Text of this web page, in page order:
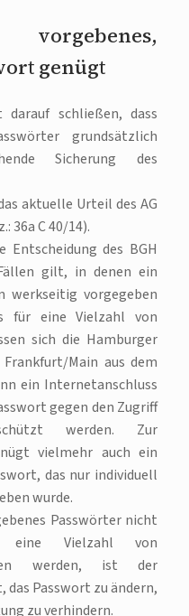
genügt
darauf schließen, dass
grundsätzlich
Sicherung des
aktuelle Urteil des AG
36a C 40/14).
Entscheidung des BGH
gilt, in denen ein
werkseitig vorgegeben
für eine Vielzahl von
sich die Hamburger
Main aus dem
ein Internetanschluss
gegen den Zugriff
werden. Zur
vielmehr auch ein
das nur individuell
wurde.
Passwörter nicht
eine Vielzahl von
werden, ist der
Passwort zu ändern,
zu verhindern.